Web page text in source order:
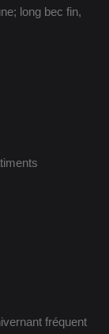
long bec fin,
fréquent